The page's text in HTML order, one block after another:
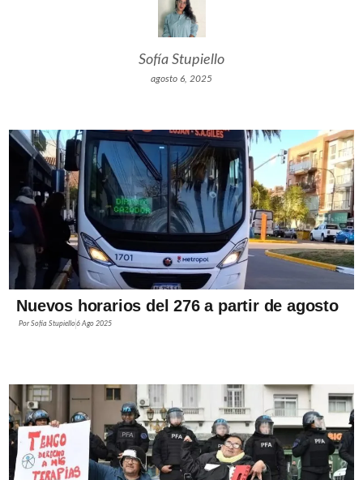
Sofía Stupiello
agosto 6, 2025
Nuevos horarios del 276 a partir de agosto
PorSofía Stupiello6 Ago 2025